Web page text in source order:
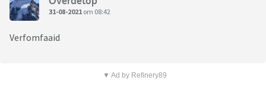
31-08-2021 om 08:42
Verfomfaaid
▼ Ad by Refinery89